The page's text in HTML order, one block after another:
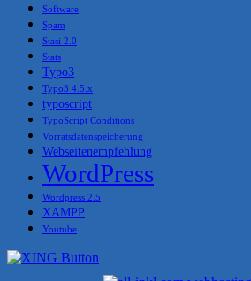
Software
Spam
Stasi 2.0
Stats
Typo3
Typo3 4.5.x
typoscript
TypoScript Conditions
Vorratsdatenspeicherung
Webseitenempfehlung
WordPress
Wordpress 2.5
XAMPP
Youtube